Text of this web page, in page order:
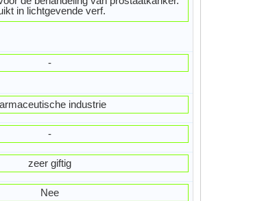
in lichtgevende verf.
-
industrie
-
zeer giftig
Nee